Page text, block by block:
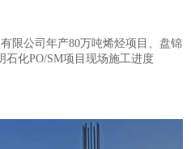
限公司年产80万吨烯烃项目、盘锦
化PO/SM项目现场施工进度